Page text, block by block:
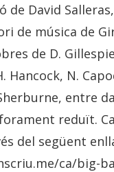
de David
de música de
de D.
Hancock, N.
entre
reduït.
del següent
ca/big-